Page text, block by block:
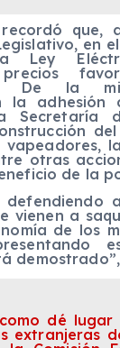
que,
en
Ley
precios
De la
la adhesión
Secretaría
otras
de la
defendiendo
vienen a
de los
dé lugar
extranjeras